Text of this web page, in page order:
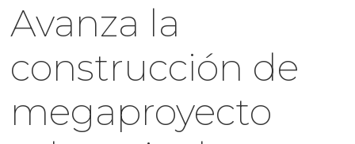
Avanza la
construcción de
megaproyecto